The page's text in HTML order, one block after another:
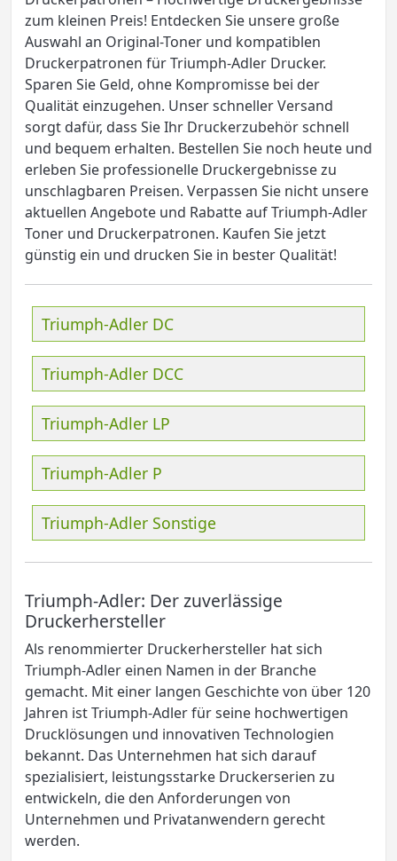
zum kleinen Preis! Entdecken Sie unsere große
Auswahl an Original-Toner und kompatiblen
Druckerpatronen für Triumph-Adler Drucker.
Sparen Sie Geld, ohne Kompromisse bei der
Qualität einzugehen. Unser schneller Versand
sorgt dafür, dass Sie Ihr Druckerzubehör schnell
und bequem erhalten. Bestellen Sie noch heute und
erleben Sie professionelle Druckergebnisse zu
unschlagbaren Preisen. Verpassen Sie nicht unsere
aktuellen Angebote und Rabatte auf Triumph-Adler
Toner und Druckerpatronen. Kaufen Sie jetzt
günstig ein und drucken Sie in bester Qualität!
Triumph-Adler DC
Triumph-Adler DCC
Triumph-Adler LP
Triumph-Adler P
Triumph-Adler Sonstige
Triumph-Adler: Der zuverlässige
Druckerhersteller
Als renommierter Druckerhersteller hat sich
Triumph-Adler einen Namen in der Branche
gemacht. Mit einer langen Geschichte von über 120
Jahren ist Triumph-Adler für seine hochwertigen
Drucklösungen und innovativen Technologien
bekannt. Das Unternehmen hat sich darauf
spezialisiert, leistungsstarke Druckerserien zu
entwickeln, die den Anforderungen von
Unternehmen und Privatanwendern gerecht
werden.